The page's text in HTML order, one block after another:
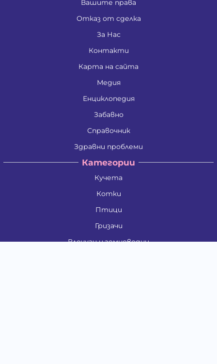
Вашите права
Отказ от сделка
За Нас
Контакти
Карта на сайта
Медия
Енциклопедия
Забавно
Справочник
Здравни проблеми
Категории
Кучета
Котки
Птици
Гризачи
Влечуги и земноводни